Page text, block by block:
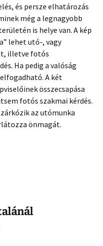
és persze elhatározás
még a legnagyobb
is helye van. A kép
lehet utó-, vagy
illetve fotós
Ha pedig a valóság
A két
összecsapása
fotós szakmai kérdés.
az utómunka
önmagát.